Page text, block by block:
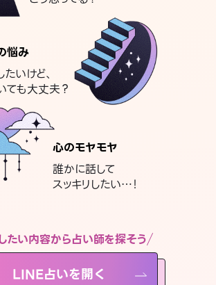
悩み
いけど、
ても大丈夫？
心のモヤモヤ
誰かに話して
スッキリしたい…！
たい内容から占い師を探そう
LINE占いを開く